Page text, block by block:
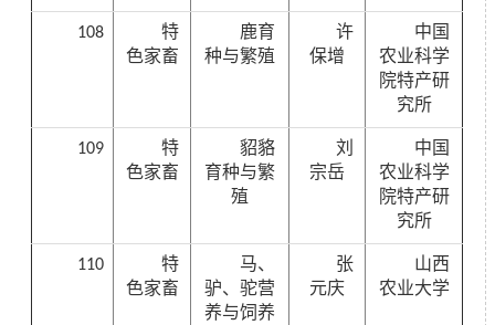
108
特
色家畜
鹿育
种与繁殖
许
保增
中国
农业科学
院特产研
究所
109
特
色家畜
貂貉
育种与繁
殖
刘
宗岳
中国
农业科学
院特产研
究所
110
特
色家畜
马、
驴、驼营
养与饲养
张
元庆
山西
农业大学